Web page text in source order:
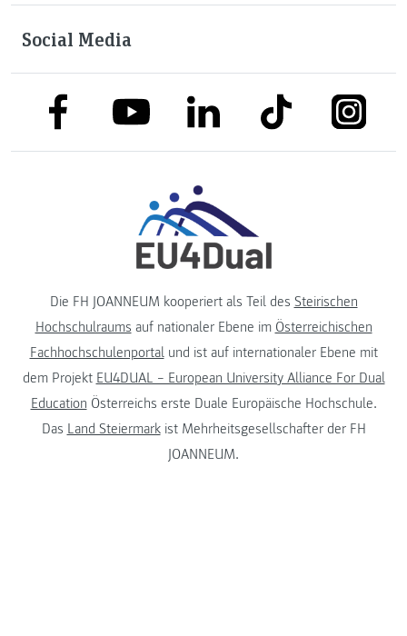
Social Media
link to facebooklink to youtubelink to linkedinlink to tiktok
Die FH JOANNEUM kooperiert als Teil des Steirischen
Hochschulraums auf nationaler Ebene im Österreichischen
Fachhochschulenportalund ist auf internationaler Ebene mit
dem Projekt EU4DUAL – European University Alliance For Dual
Education Österreichs erste Duale Europäische Hochschule.
Das Land Steiermarkist Mehrheitsgesellschafter der FH
JOANNEUM.